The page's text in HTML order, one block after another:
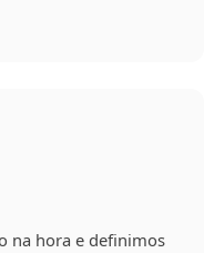
na hora e definimos